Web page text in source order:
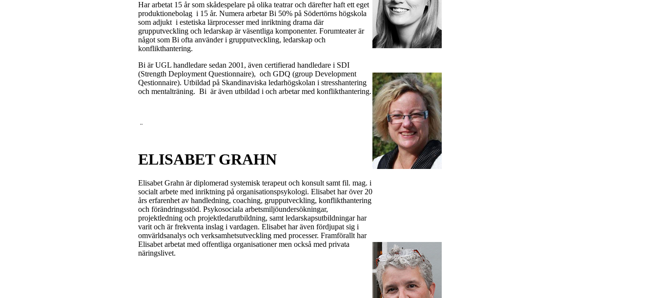
Har arbetat 15 år som skådespelare på olika teatrar och därefter haft ett eget
produktionebolag i 15 år. Numera arbetar Bi 50% på Södertörns högskola
som adjukt i estetiska lärprocesser med inriktning drama där
grupputveckling och ledarskap är väsentliga komponenter. Forumteater är
något som Bi ofta använder i grupputveckling, ledarskap och
konflikthantering.
Bi är UGL handledare sedan 2001, även certifierad handledare i SDI
(Strength Deployment Questionnaire), och GDQ (group Development
Qestionnaire). Utbildad på Skandinaviska ledarhögskolan i stresshantering
och mentalträning. Bi är även utbildad i och arbetar med konflikthantering.
¨
ELISABET GRAHN
Elisabet Grahn är diplomerad systemisk terapeut och konsult samt fil. mag. i
socialt arbete med inriktning på organisationspsykologi. Elisabet har över 20
års erfarenhet av handledning, coaching, grupputveckling, konflikthantering
och förändringsstöd. Psykosociala arbetsmiljöundersökningar,
projektledning och projektledarutbildning, samt ledarskapsutbildningar har
varit och är frekventa inslag i vardagen. Elisabet har även fördjupat sig i
omvärldsanalys och verksamhetsutveckling med processer. Framförallt har
Elisabet arbetat med offentliga organisationer men också med privata
näringslivet.